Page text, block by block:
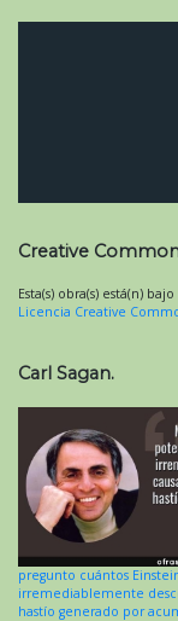
Creative
Esta(s) obra(s) está(n)
Licencia Creative
Carl Sagan.
pregunto cuántos
irremediablemente
hastío generado por